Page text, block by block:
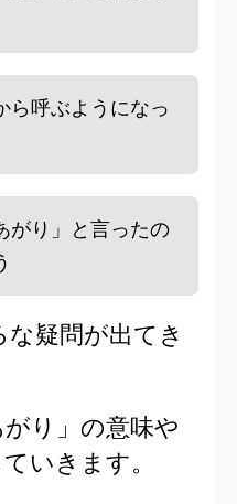
ら呼ぶようになっ
がり」と言ったの
疑問が出てき
り」の意味や
いきます。